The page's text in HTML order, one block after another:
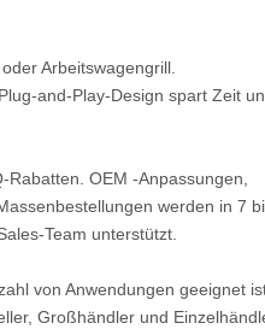
Arbeitswagengrill.
and-Play-Design spart Zeit
OEM -Anpassungen,
werden in 7
Team unterstützt.
von Anwendungen geeignet
Großhändler und